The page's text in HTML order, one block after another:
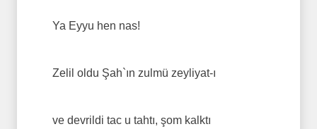
Ya Eyyu hen nas!
Zelil oldu Şah`ın zulmü zeyliyat-ı
ve devrildi tac u tahtı, şom kalktı